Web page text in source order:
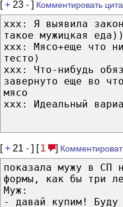
[+ 23 - ] Комментировать
xxx: Я выявила
такое мужицкая еда))
xxx: Мясо+еще что
тесто)
xxx: Что-нибудь
завернуто еще во
мясо
xxx: Идеальный
[+ 21 - ] [ 1 ]
показала мужу в СП
формы, как бы три
Муж:
- давай купим! Буду